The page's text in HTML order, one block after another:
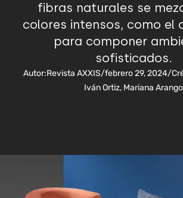
fibras naturales se
colores intensos, como el
para componer
sofisticados.
Autor:Revista AXXIS/febrero 29, 2024/
Iván Ortiz, Mariana Arango